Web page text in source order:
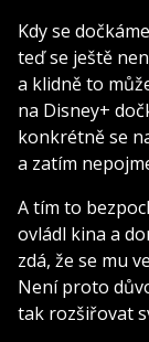
Kdy se
teď se ještě
a klidně to
na Disney+
konkrétně se
a zatím
A tím to
ovládl kina a
zdá, že se mu
Není proto
tak rozšiřovat